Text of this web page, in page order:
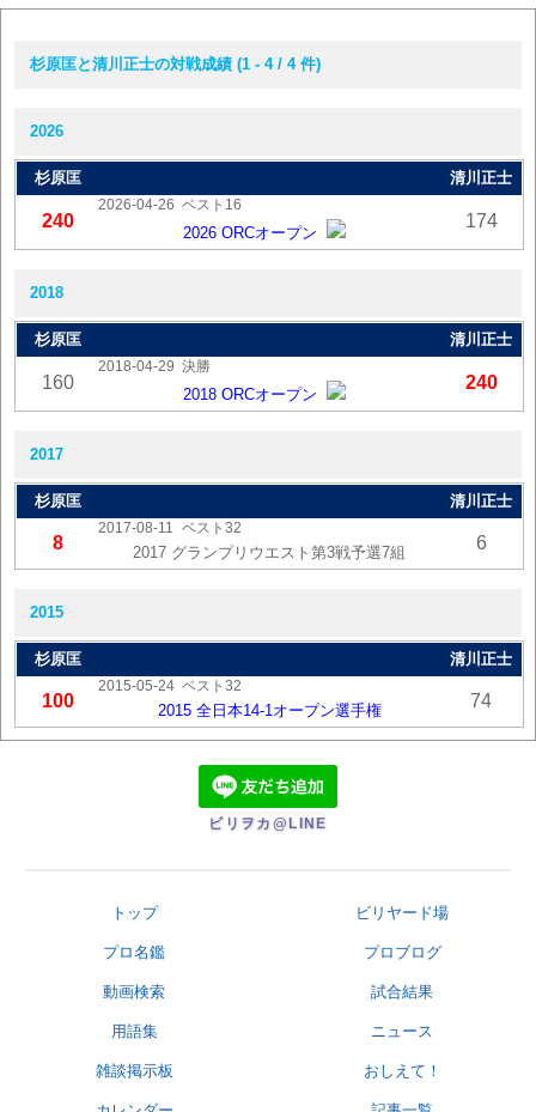
杉原匡と清川正士の対戦成績 (1 - 4 / 4 件)
2026
杉原匡 清川正士
240
2026-04-26 ベスト16
2026 ORCオープン
174
2018
杉原匡 清川正士
160
2018-04-29 決勝
2018 ORCオープン
240
2017
杉原匡 清川正士
8
2017-08-11 ベスト32
2017 グランプリウエスト第3戦予選7組 6
2015
杉原匡 清川正士
100
2015-05-24 ベスト32
2015 全日本14-1オープン選手権 74
ビリヲカ@LINE
トップ ビリヤード場
プロ名鑑 プロブログ
動画検索 試合結果
用語集 ニュース
雑談掲示板 おしえて！